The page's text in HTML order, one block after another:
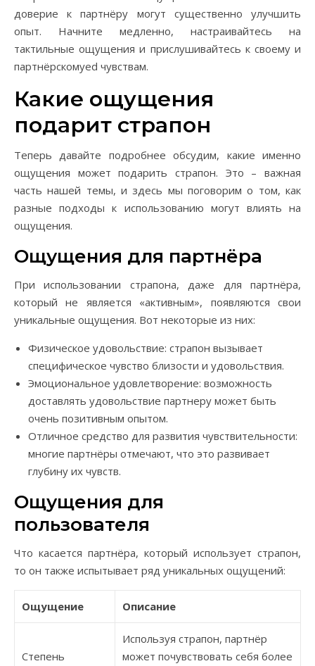
доверие к партнёру могут существенно улучшить
опыт. Начните медленно, настраивайтесь на
тактильные ощущения и прислушивайтесь к своему и
партнёрскомуed чувствам.
Какие ощущения
подарит страпон
Теперь давайте подробнее обсудим, какие именно
ощущения может подарить страпон. Это – важная
часть нашей темы, и здесь мы поговорим о том, как
разные подходы к использованию могут влиять на
ощущения.
Ощущения для партнёра
При использовании страпона, даже для партнёра,
который не является «активным», появляются свои
уникальные ощущения. Вот некоторые из них:
Физическое удовольствие: страпон вызывает
специфическое чувство близости и удовольствия.
Эмоциональное удовлетворение: возможность
доставлять удовольствие партнеру может быть
очень позитивным опытом.
Отличное средство для развития чувствительности:
многие партнёры отмечают, что это развивает
глубину их чувств.
Ощущения для
пользователя
Что касается партнёра, который использует страпон,
то он также испытывает ряд уникальных ощущений:
Ощущение Описание
Степень
Используя страпон, партнёр
может почувствовать себя более